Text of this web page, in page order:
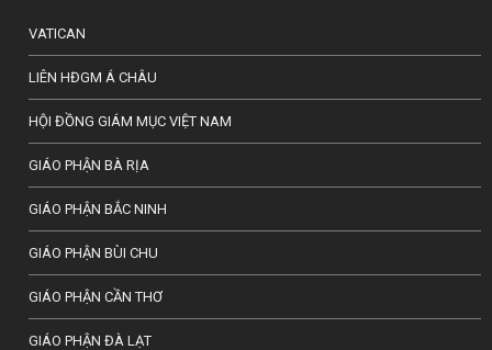
VATICAN
LIÊN HĐGM Á CHÂU
HỘI ĐỒNG GIÁM MỤC VIỆT NAM
GIÁO PHẬN BÀ RỊA
GIÁO PHẬN BẮC NINH
GIÁO PHẬN BÙI CHU
GIÁO PHẬN CẦN THƠ
GIÁO PHẬN ĐÀ LẠT